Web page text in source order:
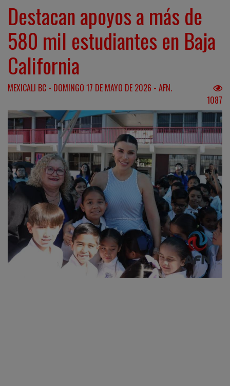
Destacan apoyos a más de
580 mil estudiantes en Baja
California
MEXICALI BC - DOMINGO 17 DE MAYO DE 2026 - AFN.
1087